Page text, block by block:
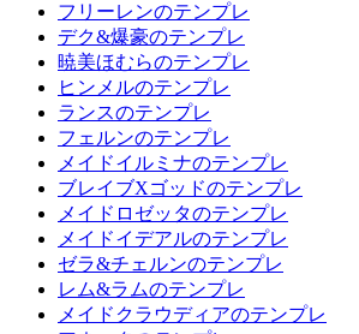
フリーレンのテンプレ
デク&爆豪のテンプレ
暁美ほむらのテンプレ
ヒンメルのテンプレ
ランスのテンプレ
フェルンのテンプレ
メイドイルミナのテンプレ
ブレイブXゴッドのテンプレ
メイドロゼッタのテンプレ
メイドイデアルのテンプレ
ゼラ&チェルンのテンプレ
レム&ラムのテンプレ
メイドクラウディアのテンプレ